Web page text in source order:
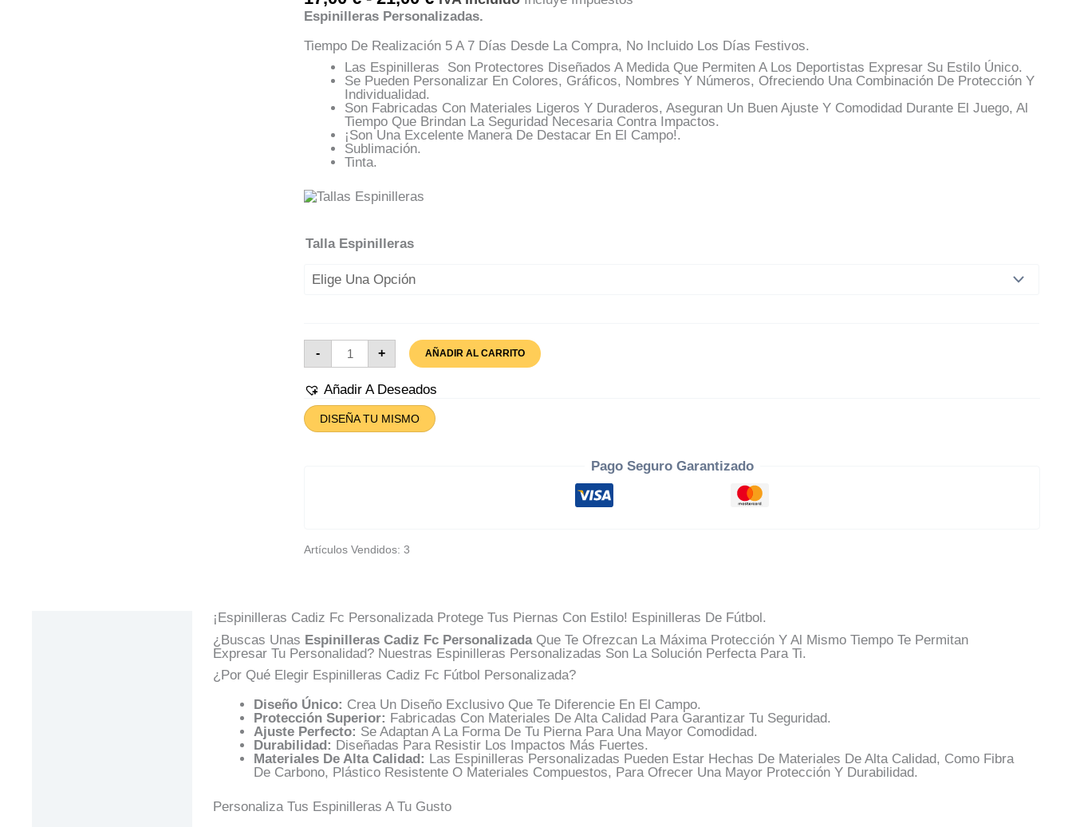
De
Precios:
Desde
17,00 €
Hasta
21,00 €
Espinilleras Personalizadas.
Tiempo De Realización 5 A 7 Días Desde La Compra, No Incluido Los Días Festivos.
Las Espinilleras Son Protectores Diseñados A Medida Que Permiten A Los Deportistas Expresar Su Estilo Único.
Se Pueden Personalizar En Colores, Gráficos, Nombres Y Números, Ofreciendo Una Combinación De Protección Y
Individualidad.
Son Fabricadas Con Materiales Ligeros Y Duraderos, Aseguran Un Buen Ajuste Y Comodidad Durante El Juego, Al
Tiempo Que Brindan La Seguridad Necesaria Contra Impactos.
¡Son Una Excelente Manera De Destacar En El Campo!.
Sublimación.
Tinta.
Talla Espinilleras
-
Espinilleras
Cadiz
Fc
Cantidad
+ AÑADIR AL CARRITO
Añadir A Deseados
DISEÑA TU MISMO
Pago Seguro Garantizado
Artículos Vendidos: 3
¡Espinilleras Cadiz Fc Personalizada Protege Tus Piernas Con Estilo! Espinilleras De Fútbol.
¿Buscas Unas Espinilleras Cadiz Fc PersonalizadaQue Te Ofrezcan La Máxima Protección Y Al Mismo Tiempo Te Permitan
Expresar Tu Personalidad? Nuestras Espinilleras Personalizadas Son La Solución Perfecta Para Ti.
¿Por Qué Elegir Espinilleras Cadiz Fc Fútbol Personalizada?
Diseño Único: Crea Un Diseño Exclusivo Que Te Diferencie En El Campo.
Protección Superior: Fabricadas Con Materiales De Alta Calidad Para Garantizar Tu Seguridad.
Ajuste Perfecto: Se Adaptan A La Forma De Tu Pierna Para Una Mayor Comodidad.
Durabilidad: Diseñadas Para Resistir Los Impactos Más Fuertes.
Materiales De Alta Calidad: Las Espinilleras Personalizadas Pueden Estar Hechas De Materiales De Alta Calidad, Como Fibra
De Carbono, Plástico Resistente O Materiales Compuestos, Para Ofrecer Una Mayor Protección Y Durabilidad.
Personaliza Tus Espinilleras A Tu Gusto